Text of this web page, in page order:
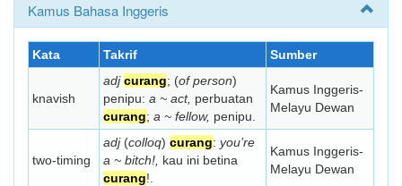
Kamus Bahasa Inggeris
Kata Takrif Sumber
knavish
adj curang; (of person)
penipu: a ~ act, perbuatan
curang; a ~ fellow, penipu.
Kamus Inggeris-
Melayu Dewan
two-timing
adj(colloq) curang: you’re
a ~ bitch!, kau ini betina
curang!.
Kamus Inggeris-
Melayu Dewan